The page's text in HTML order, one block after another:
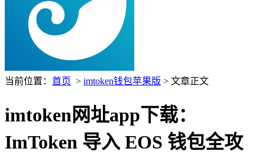
当前位置： 首页 > imtoken钱包苹果版 > 文章正文
imtoken网址app下载：
ImToken 导入 EOS 钱包全攻